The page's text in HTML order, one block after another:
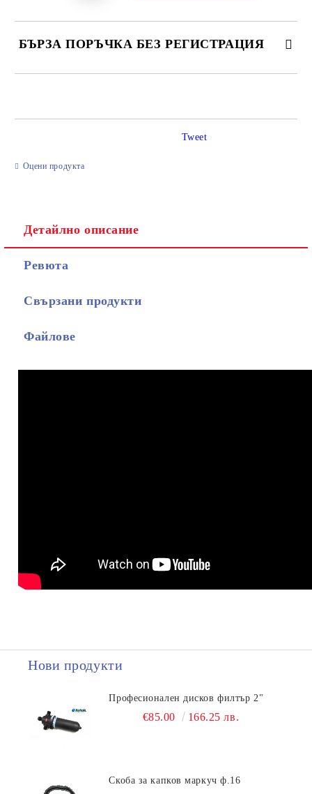
БЪРЗА ПОРЪЧКА БЕЗ РЕГИСТРАЦИЯ
Оцени продукта
Tweet
Детайлно описание
Ревюта
Свързани продукти
Файлове
Нови продукти
Професионален дисков филтър 2"
€85.00 166.25 лв.
Скоба за капков маркуч ф.16